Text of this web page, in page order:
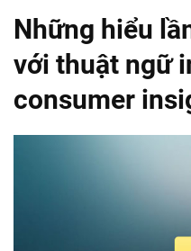
Những hiểu
với thuật ngữ
consumer